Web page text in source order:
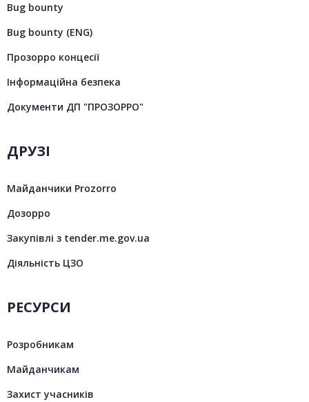
Bug bounty
Bug bounty (ENG)
Прозорро концесії
Інформаційна безпека
Документи ДП "ПРОЗОРРО"
ДРУЗІ
Майданчики Prozorro
Дозорро
Закупівлі з tender.me.gov.ua
Діяльність ЦЗО
РЕСУРСИ
Розробникам
Майданчикам
Захист учасників